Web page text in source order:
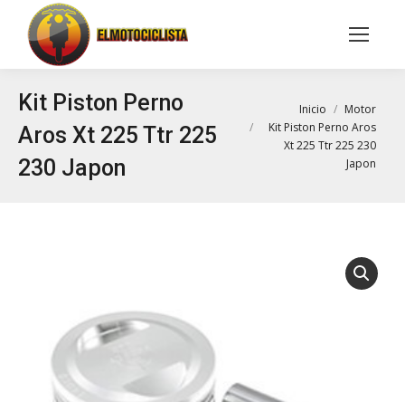
Buscar:
Kit Piston Perno
Aros Xt 225 Ttr 225
230 Japon
Inicio
Motor
Kit Piston Perno Aros
Xt 225 Ttr 225 230
Japon